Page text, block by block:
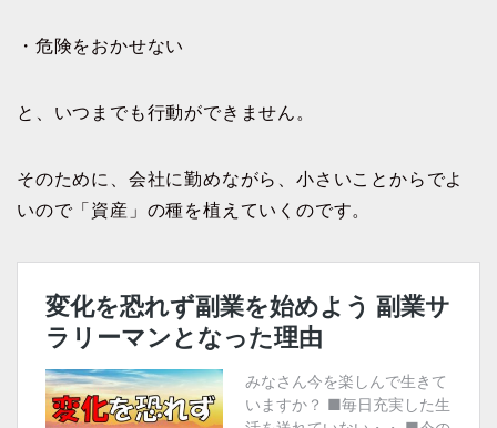
・危険をおかせない
と、いつまでも行動ができません。
そのために、会社に勤めながら、小さいことからでよ
いので「資産」の種を植えていくのです。